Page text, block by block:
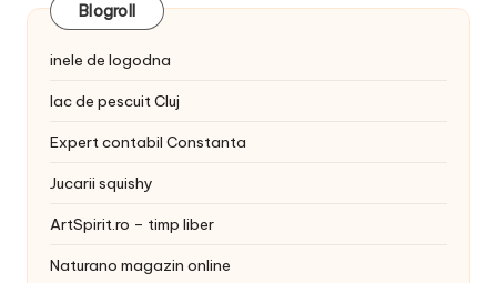
Blogroll
inele de logodna
lac de pescuit Cluj
Expert contabil Constanta
Jucarii squishy
ArtSpirit.ro – timp liber
Naturano magazin online